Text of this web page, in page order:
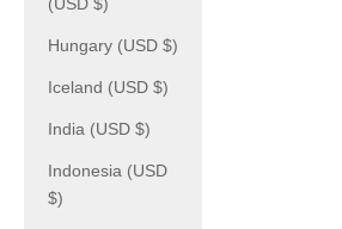
Hungary (USD $)
Iceland (USD $)
India (USD $)
Indonesia (USD
$)